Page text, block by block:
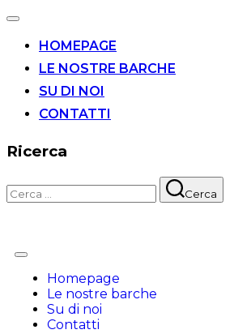
HOMEPAGE
LE NOSTRE BARCHE
SU DI NOI
CONTATTI
Ricerca
Cerca
Homepage
Le nostre barche
Su di noi
Contatti